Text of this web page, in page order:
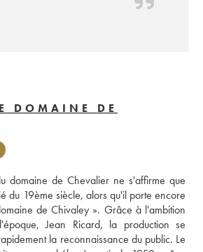
DOMAINE DE
domaine de Chevalier ne s'affirme que
du 19ème siècle, alors qu'il porte encore
de Chivaley ». Grâce à l'ambition
Jean Ricard, la production se
la reconnaissance du public. Le